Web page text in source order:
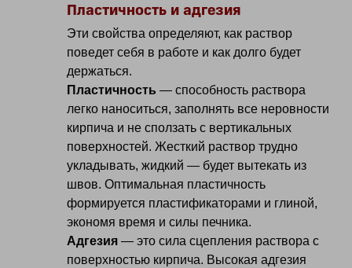
Пластичность и адгезия
Эти свойства определяют, как раствор
поведет себя в работе и как долго будет
держаться.
Пластичность — способность раствора
легко наноситься, заполнять все неровности
кирпича и не сползать с вертикальных
поверхностей. Жесткий раствор трудно
укладывать, жидкий — будет вытекать из
швов. Оптимальная пластичность
формируется пластификаторами и глиной,
экономя время и силы печника.
Адгезия — это сила сцепления раствора с
поверхностью кирпича. Высокая адгезия